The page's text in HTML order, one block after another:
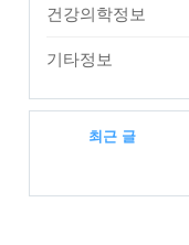
건강의학정보
기타정보
최근 글
최